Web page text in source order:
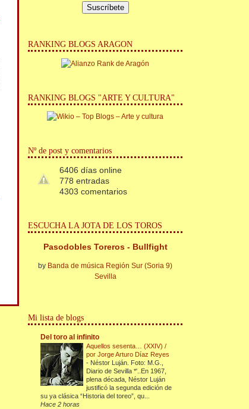
RANKING BLOGS ARAGON
RANKING BLOGS "ARTE Y CULTURA"
Nº de post y comentarios
6406 días online
778 entradas
4303 comentarios
ESCUCHA LA JOTA DE LOS TOROS
Pasodobles Toreros - Bullfight
by Banda de música Región Sur (Soria 9)
Sevilla
Mi lista de blogs
Del toro al infinito
Aquellos sesenta… (XXIV) /
por Jorge Arturo Díaz Reyes
- Néstor Luján. Foto: M.G.,
Diario de Sevilla *'..En 1967,
plena década, Néstor Luján
justificó la segunda edición de
su ya clásica “Historia del toreo”, qu...
Hace 2 horas